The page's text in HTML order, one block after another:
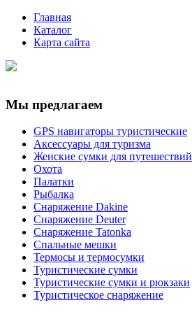
Главная
Каталог
Карта сайта
Мы предлагаем
GPS навигаторы туристические
Аксессуары для туризма
Женские сумки для путешествий
Охота
Палатки
Рыбалка
Снаряжение Dakine
Снаряжение Deuter
Снаряжение Tatonka
Спальные мешки
Термосы и термосумки
Туристические сумки
Туристические сумки и рюкзаки
Туристическое снаряжение